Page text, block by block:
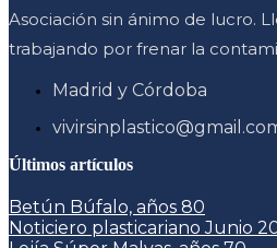
Asociación sin ánimo de lucro.
trabajando por frenar la
Madrid y Córdoba
Últimos artículos
Betún Búfalo, años 80
Noticiero plasticariano Junio